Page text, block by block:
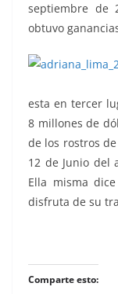
septiembre de
obtuvo
esta en tercer
8 millones de
de los rostros
12 de Junio del
Ella misma
disfruta de su
Comparte esto: